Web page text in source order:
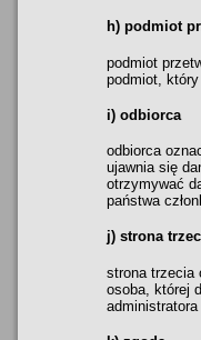
h) podmiot
podmiot
podmiot,
i) odbiorca
odbiorca
ujawnia się
otrzymywać
państwa
j) strona
strona trzecia
osoba, której